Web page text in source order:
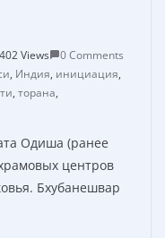
Views
0 Comments
, Индия, инициация,
, торана,
Одиша (ранее
центров
Бхубанешвар